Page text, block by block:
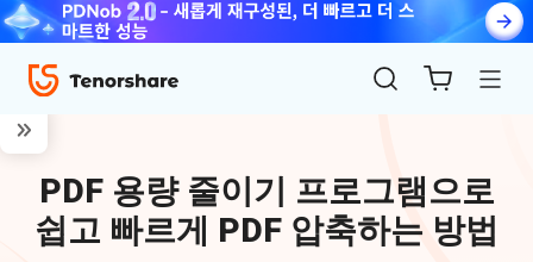
PDF 용량 줄이기 프로그램으로
쉽고 빠르게 PDF 압축하는 방법